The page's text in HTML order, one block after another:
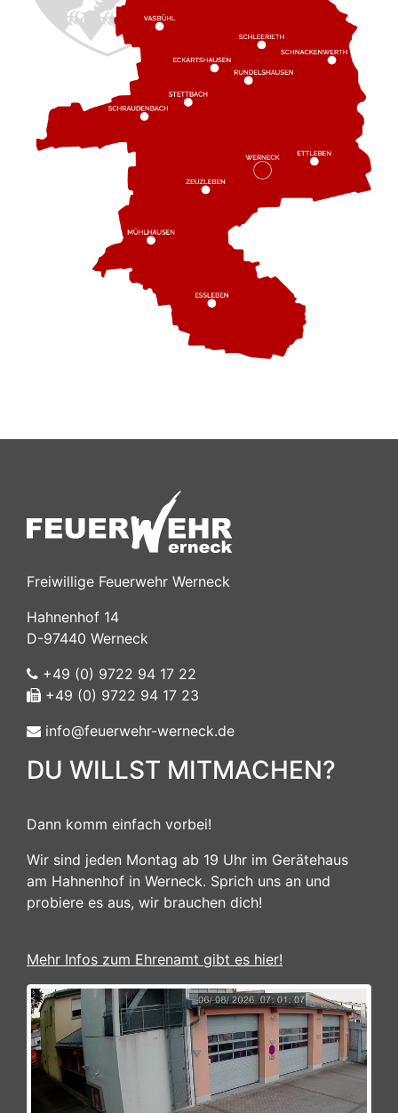
Freiwillige Feuerwehr Werneck
Hahnenhof 14
D-97440 Werneck
+49 (0) 9722 94 17 22
+49 (0) 9722 94 17 23
info@feuerwehr-werneck.de
DU WILLST MITMACHEN?
Dann komm einfach vorbei!
Wir sind jeden Montag ab 19 Uhr im Gerätehaus
am Hahnenhof in Werneck. Sprich uns an und
probiere es aus, wir brauchen dich!
Mehr Infos zum Ehrenamt gibt es hier!